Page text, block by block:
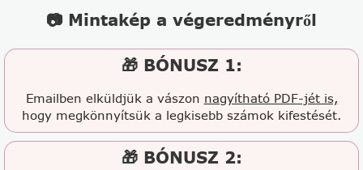
📷 Mintakép a végeredményről
🎁 BÓNUSZ 1:
Emailben elküldjük a vászon nagyítható PDF-jét is,
hogy megkönnyítsük a legkisebb számok kifestését.
🎁 BÓNUSZ 2: